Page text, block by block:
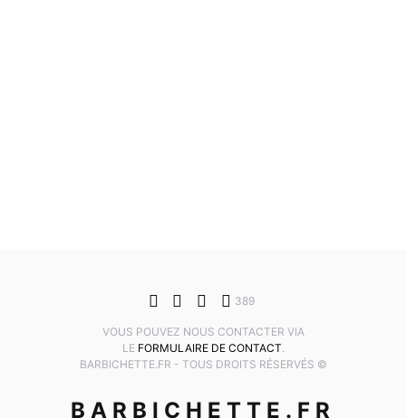
389
VOUS POUVEZ NOUS CONTACTER VIA
LE FORMULAIRE DE CONTACT.
BARBICHETTE.FR - TOUS DROITS RÉSERVÉS ©
BARBICHETTE.FR